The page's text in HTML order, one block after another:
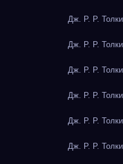
Дж. Р. Р.
Дж. Р. Р.
Дж. Р. Р.
Дж. Р. Р.
Дж. Р. Р.
Дж. Р. Р.